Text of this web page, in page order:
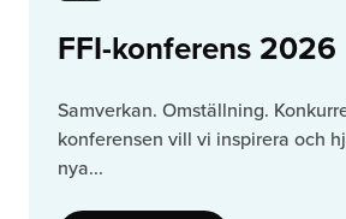
FFI-konferens 2026
Samverkan. Omställning.
konferensen vill vi inspirera och
nya...